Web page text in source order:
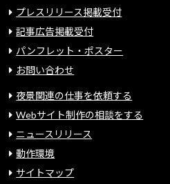
プレスリリース掲載受付
記事広告掲載受付
パンフレット・ポスター
お問い合わせ
夜景関連の仕事を依頼する
Webサイト制作の相談をする
ニュースリリース
動作環境
サイトマップ